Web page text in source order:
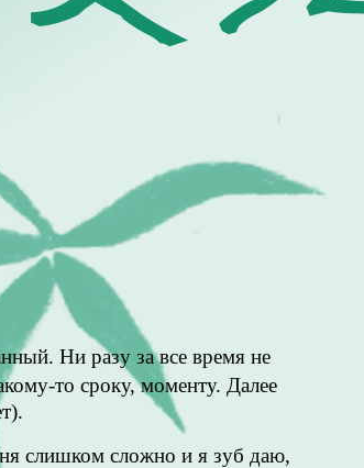
Ни разу за все время не
то сроку, моменту. Далее
слишком сложно и я зуб даю,